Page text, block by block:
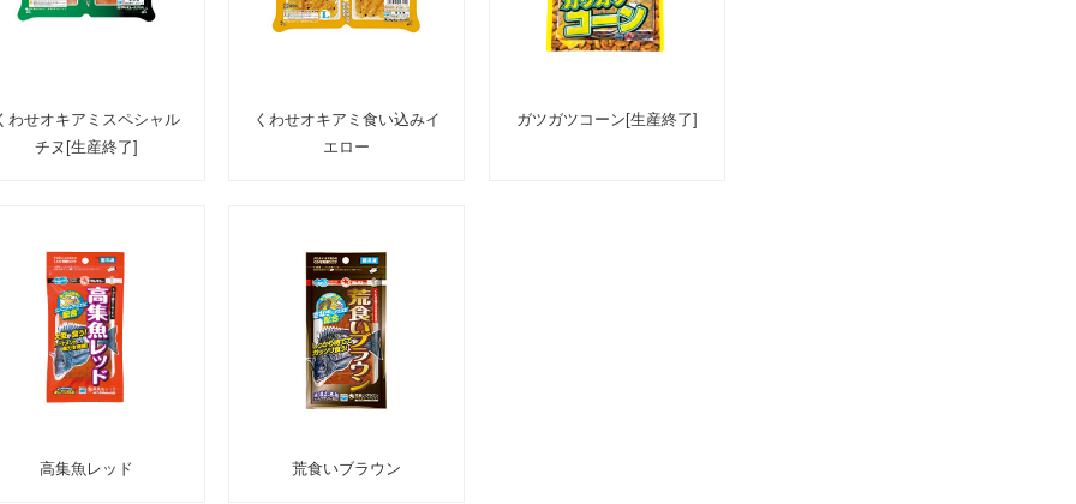
わせオキアミスペシャル
チヌ[生産終了]
くわせオキアミ食い込みイ
エロー
ガツガツコーン[生産終了]
高集魚レッド 荒食いブラウン